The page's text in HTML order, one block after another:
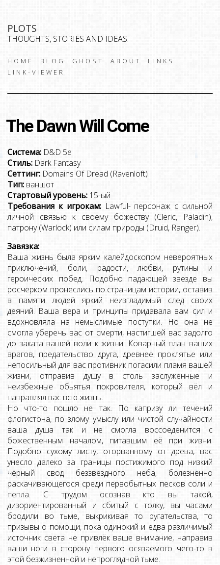
PLOTS
THOUGHTS, STORIES AND IDEAS.
HOME BLOG GHOST ABOUT
LINKS
LINK-VIEWER
The Dawn Will Come
Система: D&D 5e
Стиль: Dark Fantasy
Сеттинг: Domains Of Dread (Ravenloft)
Тип: ваншот
Стартовый уровень: 15-ый
Требования к игрокам:Lawful- персонаж с сильной
личной связью к своему божеству (Cleric, Paladin),
патрону (Warlock) или силам природы (Druid, Ranger).
Завязка:
Ваша жизнь была ярким калейдоскопом невероятных
приключений, боли, радости, любви, рутины и
героических побед. Подобно падающей звезде вы
росчерком пронеслись по страницам истории, оставив
в памяти людей яркий неизгладимый след своих
деяний. Ваша вера и принципы придавала вам сил и
вдохновляла на немыслимые поступки. Но она не
смогла уберечь вас от смерти, настигшей вас задолго
до заката вашей воли к жизни. Коварный план ваших
врагов, предательство друга, древнее проклятье или
непосильный для вас противник погасили пламя вашей
жизни, отправив душу в столь заслуженные и
неизбежные обьятья покровителя, который вёл и
направлял вас всю жизнь.
Но что-то пошло не так. По капризу ли течений
флогистона, по злому умыслу или чистой случайности
ваша душа так и не смогла воссоеденится с
божественным началом, питавшим её при жизни.
Подобно сухому листу, оторванному от древа, вас
унесло далеко за границы постижимого под низкий
чёрный свод беззвёздного неба, болезненно
раскачивающегося среди первобытных песков соли и
пепла. С трудом осознав кто вы такой,
дизориентированный и сбитый с толку, вы часами
бродили во тьме, выкрикивая то ругательства, то
призывы о помощи, пока одинокий и едва различимый
источник света не привлёк ваше внимание, направив
ваши ноги в сторону первого осязаемого чего-то в
этой безжизненной и непроглядной тьме.